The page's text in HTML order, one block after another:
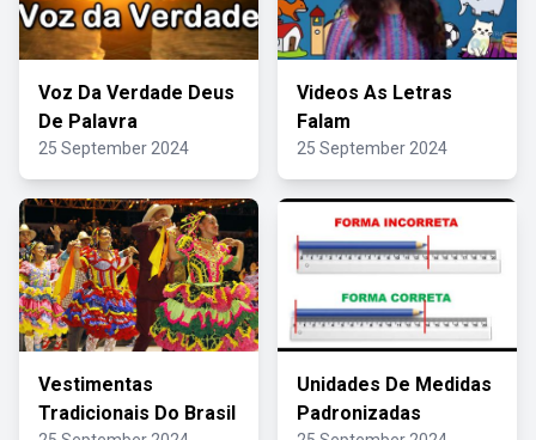
Voz Da Verdade Deus
De Palavra
25 September 2024
Videos As Letras
Falam
25 September 2024
Vestimentas
Tradicionais Do Brasil
Unidades De Medidas
Padronizadas